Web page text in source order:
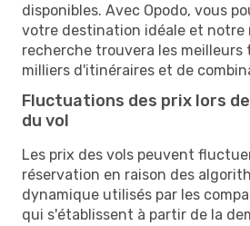
disponibles. Avec Opodo, vous
votre destination idéale et notre
recherche trouvera les meilleurs
milliers d'itinéraires et de
Fluctuations des prix lors
du vol
Les prix des vols peuvent
réservation en raison des
dynamique utilisés par les
qui s'établissent à partir de la